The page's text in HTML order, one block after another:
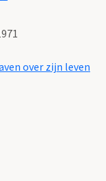
over zijn leven